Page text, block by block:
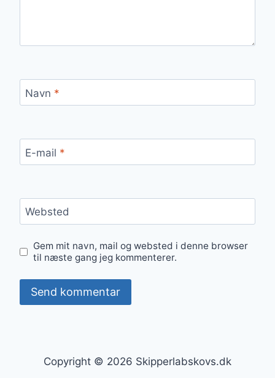
Navn *
E-mail *
Websted
Gem mit navn, mail og websted i denne browser
til næste gang jeg kommenterer.
Copyright © 2026 Skipperlabskovs.dk